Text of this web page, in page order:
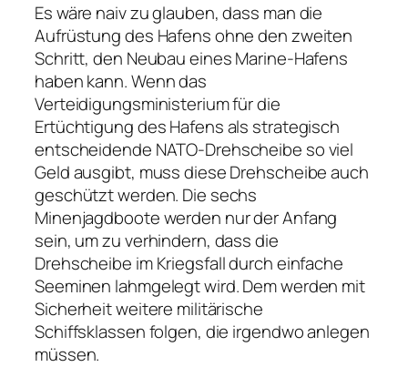
Es wäre naiv zu glauben, dass man die
Aufrüstung des Hafens ohne den zweiten
Schritt, den Neubau eines Marine-Hafens
haben kann. Wenn das
Verteidigungsministerium für die
Ertüchtigung des Hafens als strategisch
entscheidende NATO-Drehscheibe so viel
Geld ausgibt, muss diese Drehscheibe auch
geschützt werden. Die sechs
Minenjagdboote werden nur der Anfang
sein, um zu verhindern, dass die
Drehscheibe im Kriegsfall durch einfache
Seeminen lahmgelegt wird. Dem werden mit
Sicherheit weitere militärische
Schiffsklassen folgen, die irgendwo anlegen
müssen.